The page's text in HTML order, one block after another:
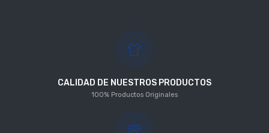
CALIDAD DE NUESTROS PRODUCTOS
100% Productos Originales